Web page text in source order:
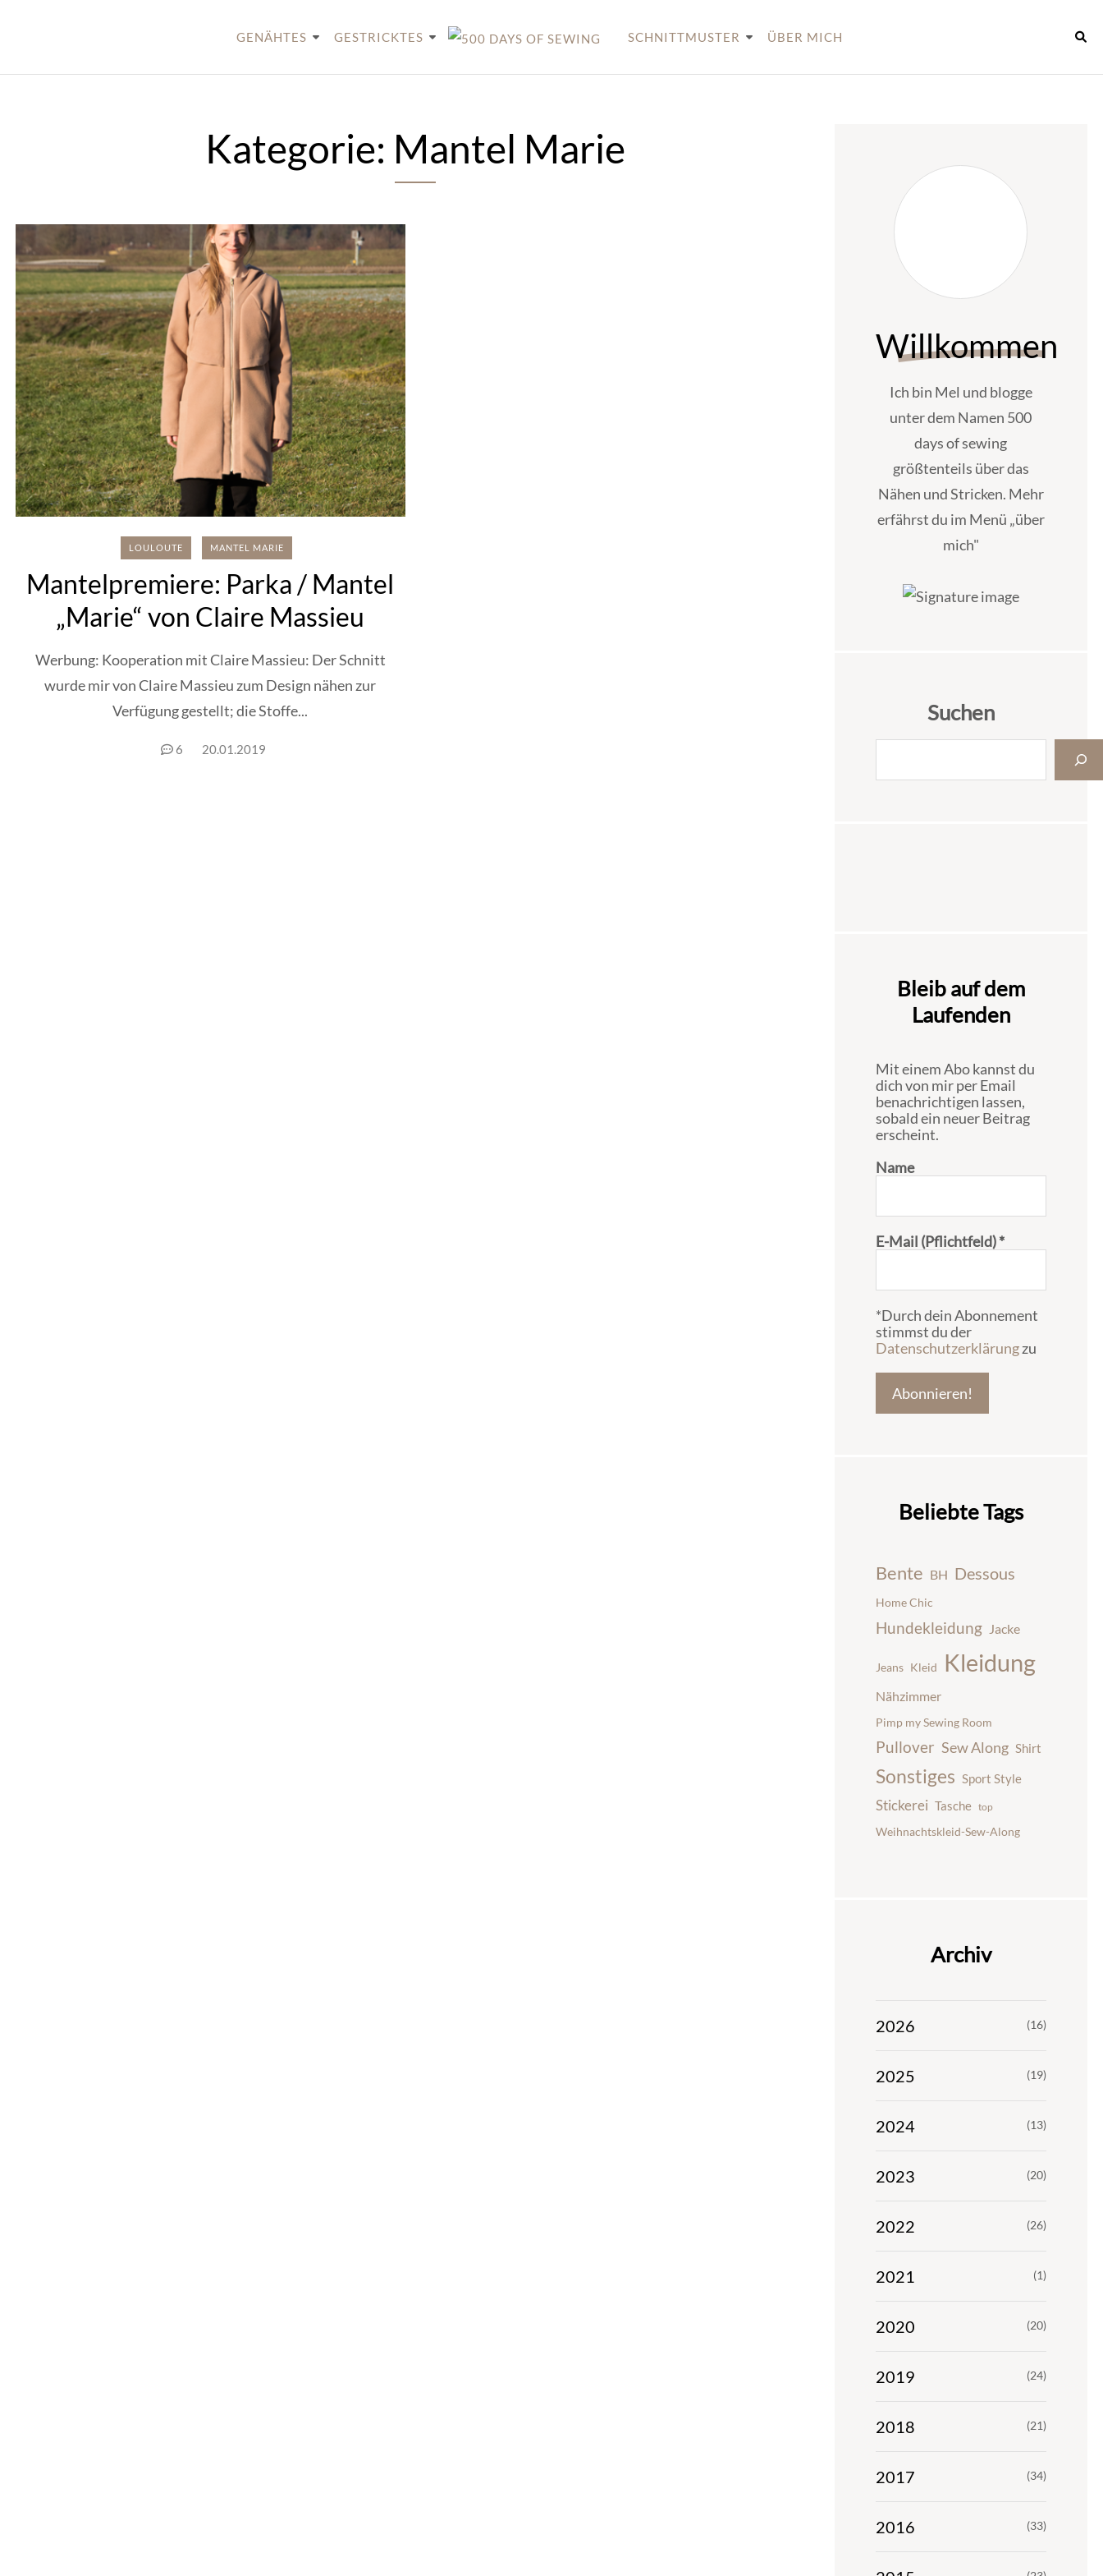
GENÄHTES GESTRICKTES SCHNITTMUSTER ÜBER MICH
Kategorie: Mantel Marie
LOULOUTE MANTEL MARIE
Mantelpremiere: Parka / Mantel
„Marie“ von Claire Massieu
Werbung: Kooperation mit Claire Massieu: Der Schnitt
wurde mir von Claire Massieu zum Design nähen zur
Verfügung gestellt; die Stoffe...
6 20.01.2019
Willkommen
Ich bin Mel und blogge
unter dem Namen 500
days of sewing
größtenteils über das
Nähen und Stricken. Mehr
erfährst du im Menü „über
mich"
Suchen
Bleib auf dem
Laufenden
Mit einem Abo kannst du
dich von mir per Email
benachrichtigen lassen,
sobald ein neuer Beitrag
erscheint.
Name
E-Mail (Pflichtfeld)*
*Durch dein Abonnement
stimmst du der
Datenschutzerklärungzu
Beliebte Tags
Bente BH Dessous
Home Chic
Hundekleidung Jacke
Jeans Kleid Kleidung
Nähzimmer
Pimp my Sewing Room
Pullover Sew Along Shirt
Sonstiges Sport Style
Stickerei Tasche top
Weihnachtskleid-Sew-Along
Archiv
2026 (16)
2025 (19)
2024 (13)
2023 (20)
2022 (26)
2021 (1)
2020 (20)
2019 (24)
2018 (21)
2017 (34)
2016 (33)